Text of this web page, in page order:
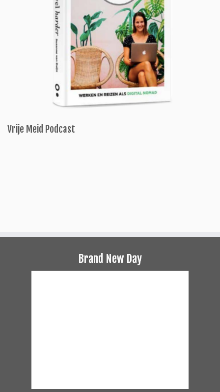
Vrije Meid Podcast
Brand New Day